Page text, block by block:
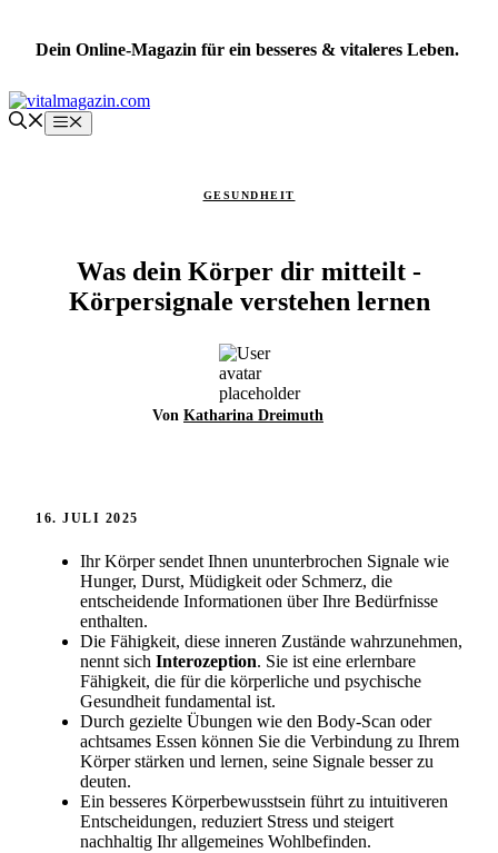
springen
Dein Online-Magazin für ein besseres & vitaleres Leben.
Menü
GESUNDHEIT
Was dein Körper dir mitteilt -
Körpersignale verstehen lernen
Von Katharina Dreimuth
16. JULI 2025
Ihr Körper sendet Ihnen ununterbrochen Signale wie
Hunger, Durst, Müdigkeit oder Schmerz, die
entscheidende Informationen über Ihre Bedürfnisse
enthalten.
Die Fähigkeit, diese inneren Zustände wahrzunehmen,
nennt sich Interozeption. Sie ist eine erlernbare
Fähigkeit, die für die körperliche und psychische
Gesundheit fundamental ist.
Durch gezielte Übungen wie den Body-Scan oder
achtsames Essen können Sie die Verbindung zu Ihrem
Körper stärken und lernen, seine Signale besser zu
deuten.
Ein besseres Körperbewusstsein führt zu intuitiveren
Entscheidungen, reduziert Stress und steigert
nachhaltig Ihr allgemeines Wohlbefinden.